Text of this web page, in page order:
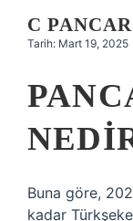
Hakkımızda
C
Tarih: Mart 19, 2025
Buna göre,
kadar